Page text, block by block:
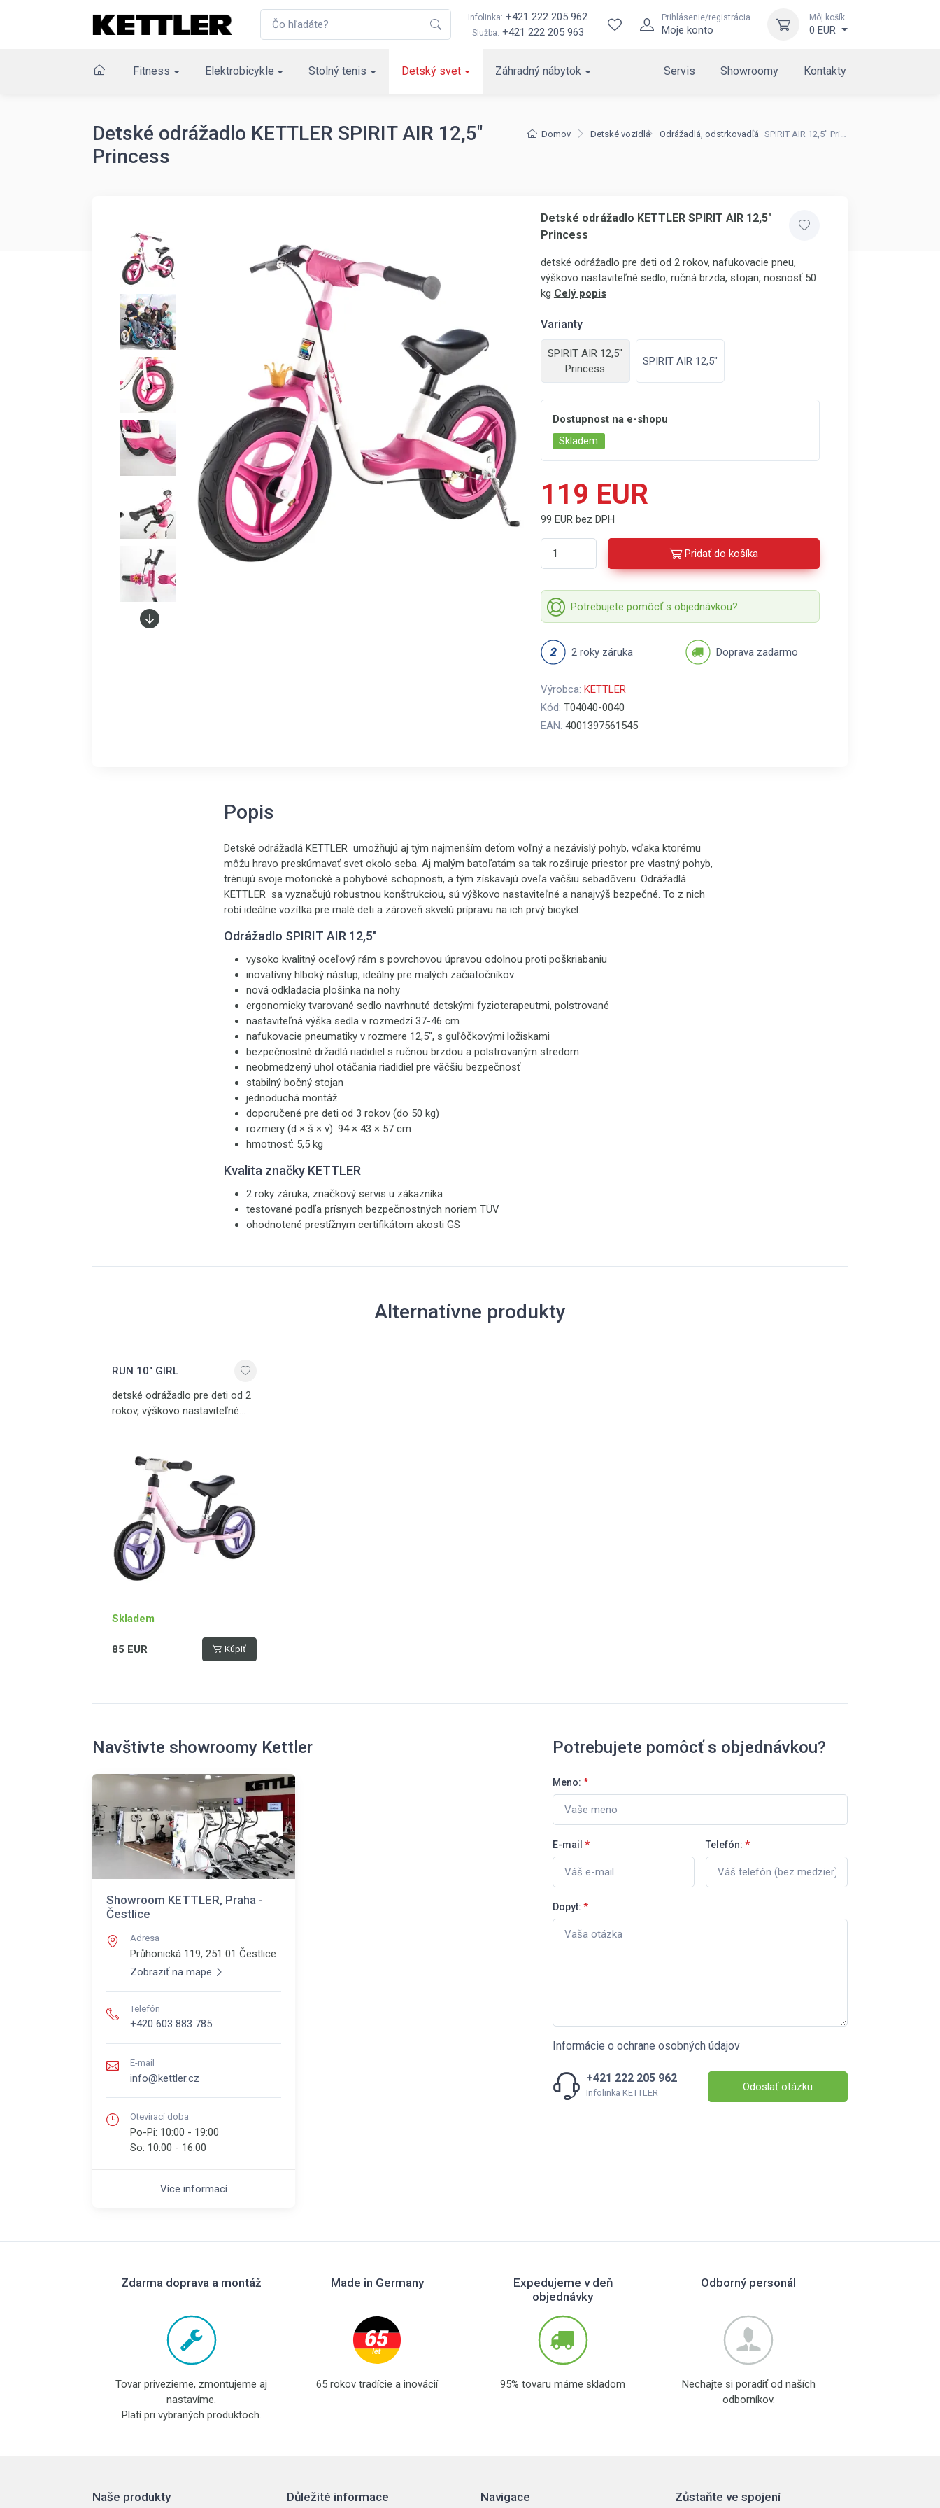
Infolinka: +421 222 205 962
Služba: +421 222 205 963
Prihlásenie/registrácia
Moje konto
Môj košík
0 EUR
Fitness Elektrobicykle Stolný tenis Detský svet Záhradný nábytok Servis Showroomy Kontakty
Domov Detské vozidlá Odrážadlá, odstrkovadlá SPIRIT AIR 12,5" Princess
Detské odrážadlo KETTLER SPIRIT AIR 12,5"
Princess
Detské odrážadlo KETTLER SPIRIT AIR 12,5"
Princess
detské odrážadlo pre deti od 2 rokov, nafukovacie pneu,
výškovo nastaviteľné sedlo, ručná brzda, stojan, nosnosť 50
kg Celý popis
Varianty
SPIRIT AIR 12,5"
Princess
SPIRIT AIR 12,5"
Dostupnost na e-shopu
Skladem
119 EUR
99 EUR bez DPH
Pridať do košíka
Potrebujete pomôcť s objednávkou?
2 roky záruka Doprava zadarmo
Výrobca: KETTLER
Kód: T04040-0040
EAN: 4001397561545
Popis
Detské odrážadlá KETTLER umožňujú aj tým najmenším deťom voľný a nezávislý pohyb, vďaka ktorému
môžu hravo preskúmavať svet okolo seba. Aj malým batoľatám sa tak rozširuje priestor pre vlastný pohyb,
trénujú svoje motorické a pohybové schopnosti, a tým získavajú oveľa väčšiu sebadôveru. Odrážadlá
KETTLER sa vyznačujú robustnou konštrukciou, sú výškovo nastaviteľné a nanajvýš bezpečné. To z nich
robí ideálne vozítka pre malé deti a zároveň skvelú prípravu na ich prvý bicykel.
Odrážadlo SPIRIT AIR 12,5"
vysoko kvalitný oceľový rám s povrchovou úpravou odolnou proti poškriabaniu
inovatívny hlboký nástup, ideálny pre malých začiatočníkov
nová odkladacia plošinka na nohy
ergonomicky tvarované sedlo navrhnuté detskými fyzioterapeutmi, polstrované
nastaviteľná výška sedla v rozmedzí 37-46 cm
nafukovacie pneumatiky v rozmere 12,5", s guľôčkovými ložiskami
bezpečnostné držadlá riadidiel s ručnou brzdou a polstrovaným stredom
neobmedzený uhol otáčania riadidiel pre väčšiu bezpečnosť
stabilný bočný stojan
jednoduchá montáž
doporučené pre deti od 3 rokov (do 50 kg)
rozmery (d × š × v): 94 × 43 × 57 cm
hmotnosť: 5,5 kg
Kvalita značky KETTLER
2 roky záruka, značkový servis u zákazníka
testované podľa prísnych bezpečnostných noriem TÜV
ohodnotené prestížnym certifikátom akosti GS
Alternatívne produkty
RUN 10" GIRL
detské odrážadlo pre deti od 2
rokov, výškovo nastaviteľné
Skladem
85 EUR Kúpiť
Navštivte showroomy Kettler
Showroom KETTLER, Praha -
Čestlice
Adresa
Průhonická 119, 251 01 Čestlice
Zobraziť na mape
Telefón
+420 603 883 785
E-mail
info@kettler.cz
Otevírací doba
Po-Pi: 10:00 - 19:00
So: 10:00 - 16:00
Více informací
Potrebujete pomôcť s objednávkou?
Meno: *
E-mail * Telefón: *
Dopyt: *
Informácie o ochrane osobných údajov
+421 222 205 962
Infolinka KETTLER Odoslať otázku
Zdarma doprava a montáž
Tovar privezieme, zmontujeme aj
nastavíme.
Platí pri vybraných produktoch.
Made in Germany
65 rokov tradície a inovácií
Expedujeme v deň
objednávky
95% tovaru máme skladom
Odborný personál
Nechajte si poradiť od naších
odborníkov.
Naše produkty Důležité informace Navigace Zůstaňte ve spojení